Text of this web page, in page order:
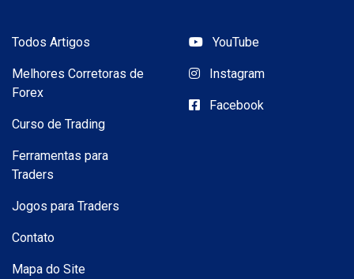
Todos Artigos
Melhores Corretoras de
Forex
Curso de Trading
Ferramentas para
Traders
Jogos para Traders
Contato
Mapa do Site
YouTube
Instagram
Facebook